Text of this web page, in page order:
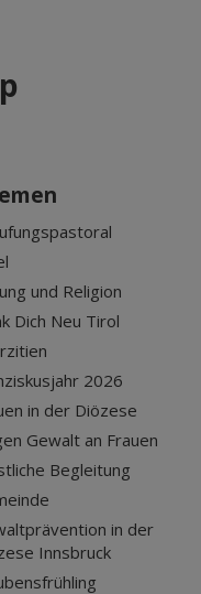
und Religion
Dich Neu Tirol
2026
in der Diözese
Gewalt an Frauen
Begleitung
in der
Innsbruck